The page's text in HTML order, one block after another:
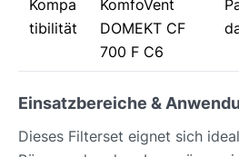
Kompa
tibilität
KomfoVent
DOMEKT CF
700 F C6
Einsatzbereiche &
Dieses Filterset eignet sich